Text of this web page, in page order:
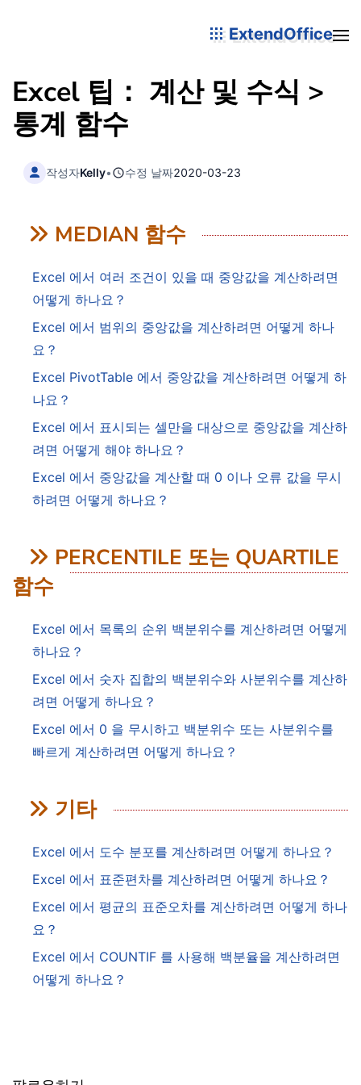
ExtendOffice
Excel 팁： 계산 및 수식 >
통계 함수
작성자Kelly• 수정 날짜2020-03-23
MEDIAN 함수
Excel 에서 여러 조건이 있을 때 중앙값을 계산하려면
어떻게 하나요？
Excel 에서 범위의 중앙값을 계산하려면 어떻게 하나
요？
Excel PivotTable 에서 중앙값을 계산하려면 어떻게 하
나요？
Excel 에서 표시되는 셀만을 대상으로 중앙값을 계산하
려면 어떻게 해야 하나요？
Excel 에서 중앙값을 계산할 때 0 이나 오류 값을 무시
하려면 어떻게 하나요？
PERCENTILE 또는 QUARTILE
함수
Excel 에서 목록의 순위 백분위수를 계산하려면 어떻게
하나요？
Excel 에서 숫자 집합의 백분위수와 사분위수를 계산하
려면 어떻게 하나요？
Excel 에서 0 을 무시하고 백분위수 또는 사분위수를
빠르게 계산하려면 어떻게 하나요？
기타
Excel 에서 도수 분포를 계산하려면 어떻게 하나요？
Excel 에서 표준편차를 계산하려면 어떻게 하나요？
Excel 에서 평균의 표준오차를 계산하려면 어떻게 하나
요？
Excel 에서 COUNTIF 를 사용해 백분율을 계산하려면
어떻게 하나요？